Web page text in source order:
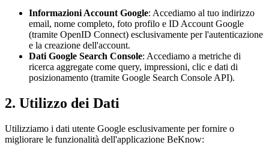
Informazioni Account Google: Accediamo al tuo indirizzo
email, nome completo, foto profilo e ID Account Google
(tramite OpenID Connect) esclusivamente per l'autenticazione
e la creazione dell'account.
Dati Google Search Console: Accediamo a metriche di
ricerca aggregate come query, impressioni, clic e dati di
posizionamento (tramite Google Search Console API).
2. Utilizzo dei Dati
Utilizziamo i dati utente Google esclusivamente per fornire o
migliorare le funzionalità dell'applicazione BeKnow: